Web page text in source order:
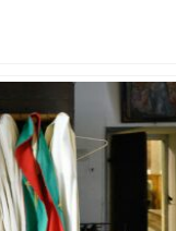
: dans cette zone
axe majeur va être
soirée, voici les